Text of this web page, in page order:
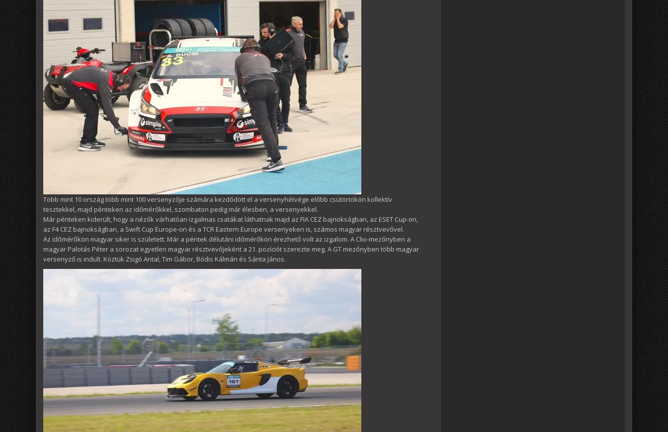
Több mint 10 ország több mint 100 versenyzője számára kezdődött el a versenyhétvége előbb csütörtökön kollektív
tesztekkel, majd pénteken az időmérőkkel, szombaton pedig már élesben, a versenyekkel.
Már pénteken kiderült, hogy a nézők várhatóan izgalmas csatákat láthatnak majd az FIA CEZ bajnokságban, az ESET Cup-on,
az F4 CEZ bajnokságban, a Swift Cup Europe-on és a TCR Eastern Europe versenyeken is, számos magyar résztvevővel.
Az időmérőkön magyar siker is született. Már a péntek délutáni időmérőkön érezhető volt az izgalom. A Clio-mezőnyben a
magyar Palotás Péter a sorozat egyetlen magyar résztvevőjeként a 21. pozíciót szerezte meg. A GT mezőnyben több magyar
versenyző is indult. Köztük Zsigó Antal, Tim Gábor, Bódis Kálmán és Sánta János.